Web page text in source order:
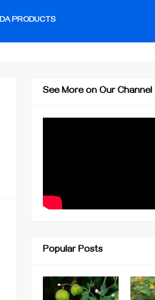
PRODUCTS
See More on Our Channel
Popular Posts